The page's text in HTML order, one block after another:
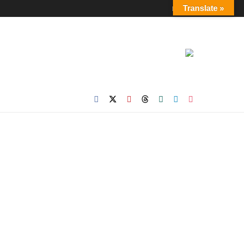
Login
Translate »